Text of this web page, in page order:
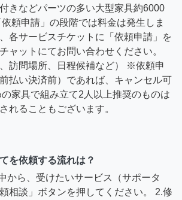
きなどパーツの多い大型家具約6000
頼申請」の段階では料金は発生しま
各サービスチケットに「依頼申請」を
ャットにてお問い合わせください。
、訪問場所、日程候補など） ※依頼申
払い決済前）であれば、キャンセル可
家具で組み立て2人以上推奨のものは
れることもございます。
を依頼する流れは？
から、受けたいサービス（サポータ
相談」ボタンを押してください。 2.修